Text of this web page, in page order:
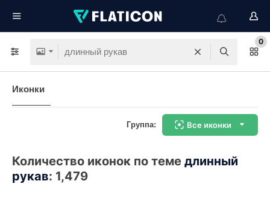
0
Иконки
Группа: Все иконки
Количество иконок по теме длинный
рукав: 1,479